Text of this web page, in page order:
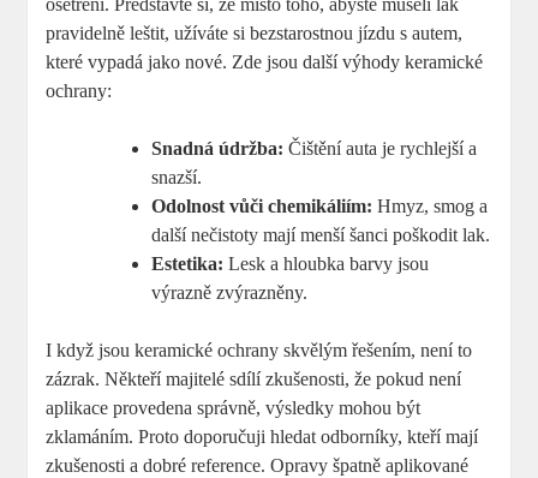
‌ošetření.⁣ Představte si, že místo toho, ⁢abyste museli lak
pravidelně leštit, užíváte ⁣si bezstarostnou jízdu s autem,
které vypadá jako nové. Zde jsou další výhody keramické
ochrany:
Snadná údržba: Čištění​ auta⁤ je rychlejší a
snazší.
Odolnost vůči chemikáliím: Hmyz, smog​ a
další nečistoty mají menší⁣ šanci poškodit lak.
Estetika: Lesk⁤ a hloubka barvy jsou‌
výrazně ‌zvýrazněny.
I když jsou keramické ochrany skvělým řešením, není to
zázrak. Někteří majitelé sdílí zkušenosti, že pokud ⁤není
aplikace provedena správně, výsledky mohou být
zklamáním. ⁤Proto doporučuji hledat ​odborníky, kteří mají
zkušenosti a dobré reference. Opravy špatně aplikované